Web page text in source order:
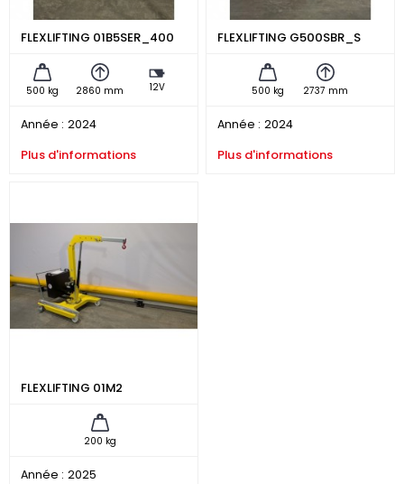
FLEXLIFTING 01B5SER_400
Année : 2024
12V
2860 mm
500 kg
Plus d'informations
FLEXLIFTING G500SBR_S
Année : 2024
2737 mm
500 kg
Plus d'informations
FLEXLIFTING 01M2
Année : 2025
200 kg